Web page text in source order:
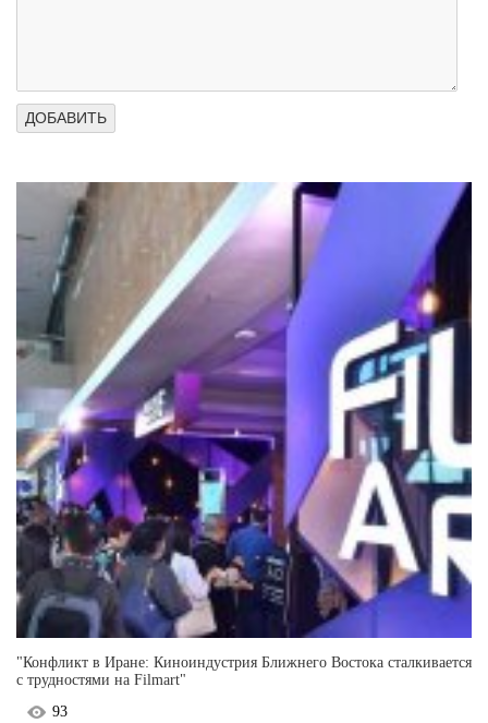
"Конфликт в Иране: Киноиндустрия Ближнего Востока сталкивается
с трудностями на Filmart"
93